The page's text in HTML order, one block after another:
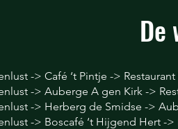
De
-> Café ‘t Pintje ->
-> Auberge A gen Kirk ->
-> Herberg de Smidse ->
-> Boscafé ‘t Hijgend Hert ->